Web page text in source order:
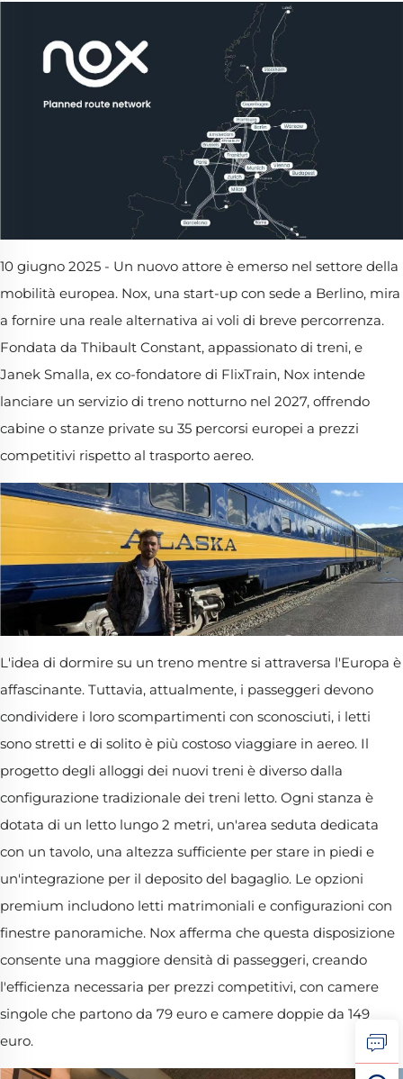
10 giugno 2025 - Un nuovo attore è emerso nel settore della
mobilità europea. Nox, una start-up con sede a Berlino, mira
a fornire una reale alternativa ai voli di breve percorrenza.
Fondata da Thibault Constant, appassionato di treni, e
Janek Smalla, ex co-fondatore di FlixTrain, Nox intende
lanciare un servizio di treno notturno nel 2027, offrendo
cabine o stanze private su 35 percorsi europei a prezzi
competitivi rispetto al trasporto aereo.
L'idea di dormire su un treno mentre si attraversa l'Europa è
affascinante. Tuttavia, attualmente, i passeggeri devono
condividere i loro scompartimenti con sconosciuti, i letti
sono stretti e di solito è più costoso viaggiare in aereo. Il
progetto degli alloggi dei nuovi treni è diverso dalla
configurazione tradizionale dei treni letto. Ogni stanza è
dotata di un letto lungo 2 metri, un'area seduta dedicata
con un tavolo, una altezza sufficiente per stare in piedi e
un'integrazione per il deposito del bagaglio. Le opzioni
premium includono letti matrimoniali e configurazioni con
finestre panoramiche. Nox afferma che questa disposizione
consente una maggiore densità di passeggeri, creando
l'efficienza necessaria per prezzi competitivi, con camere
singole che partono da 79 euro e camere doppie da 149
euro.